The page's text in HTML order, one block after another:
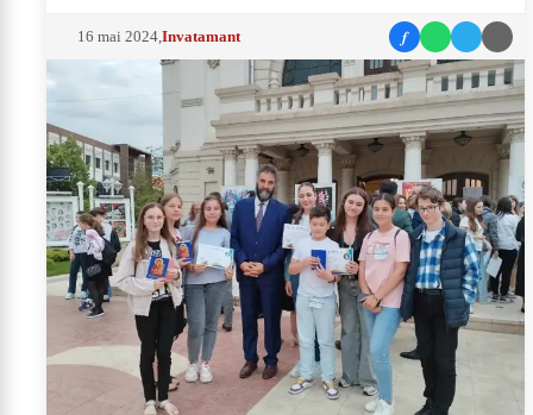
16 mai 2024 ,Invatamant f